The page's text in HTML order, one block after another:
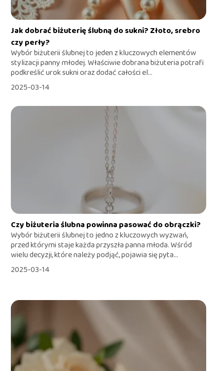
Jak dobrać biżuterię ślubną do sukni? Złoto, srebro
czy perły?
Wybór biżuterii ślubnej to jeden z kluczowych elementów
stylizacji panny młodej. Właściwie dobrana biżuteria potrafi
podkreślić urok sukni oraz dodać całości el...
2025-03-14
Czy biżuteria ślubna powinna pasować do obrączki?
Wybór biżuterii ślubnej to jedno z kluczowych wyzwań,
przed którymi staje każda przyszła panna młoda. Wśród
wielu decyzji, które należy podjąć, pojawia się pyta...
2025-03-14